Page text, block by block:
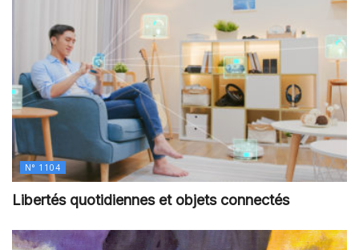
N° 1104
Libertés quotidiennes et objets connectés